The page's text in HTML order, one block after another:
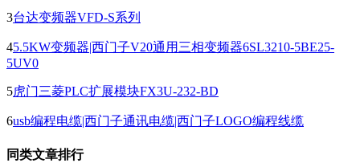
3台达变频器VFD-S系列
45.5KW变频器|西门子V20通用三相变频器6SL3210-5BE25-
5UV0
5虎门三菱PLC扩展模块FX3U-232-BD
6usb编程电缆|西门子通讯电缆|西门子LOGO编程线缆
同类文章排行